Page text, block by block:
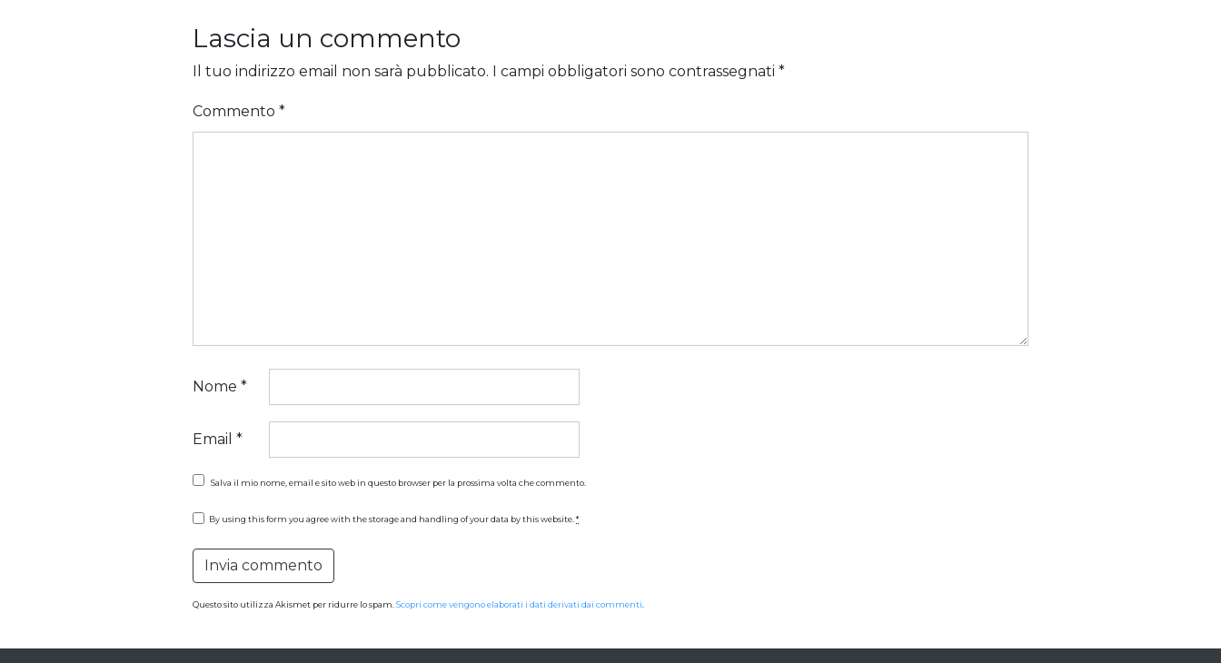
Lascia un commento
Il tuo indirizzo email non sarà pubblicato. I campi obbligatori sono contrassegnati *
Commento *
Nome *
Email *
Salva il mio nome, email e sito web in questo browser per la prossima volta che commento.
By using this form you agree with the storage and handling of your data by this website. *
Questo sito utilizza Akismet per ridurre lo spam. Scopri come vengono elaborati i dati derivati dai commenti